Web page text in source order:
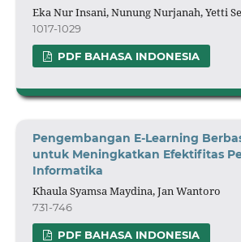
Eka Nur Insani, Nunung Nurjanah, Yetti
1017-1029
PDF BAHASA INDONESIA
Pengembangan E-Learning
untuk Meningkatkan Efektifitas
Informatika
Khaula Syamsa Maydina, Jan Wantoro
731-746
PDF BAHASA INDONESIA